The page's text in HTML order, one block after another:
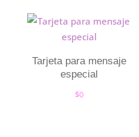
Tarjeta para mensaje
especial
$0